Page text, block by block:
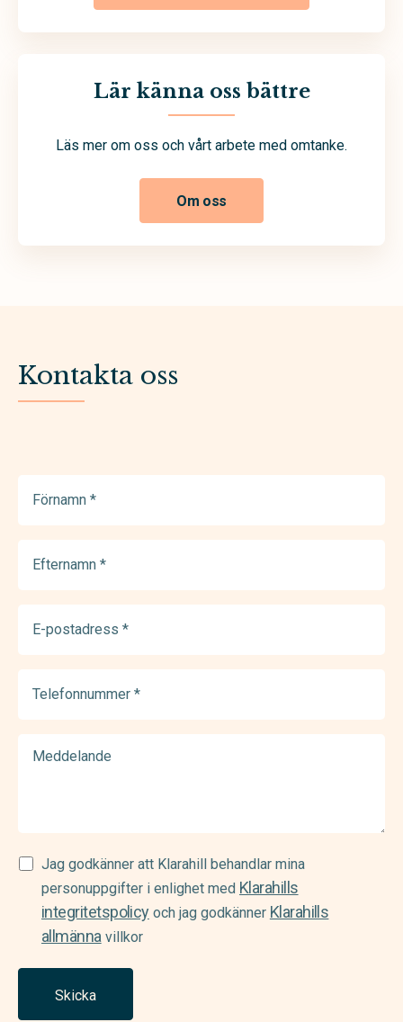
Lär känna oss bättre
Läs mer om oss och vårt arbete med omtanke.
Om oss
Kontakta oss
(Required)
(Required)
postadress
(Required)
Samtycke
(Required)
Jag godkänner att Klarahill behandlar mina
personuppgifter i enlighet med Klarahills
integritetspolicyoch jag godkänner Klarahills
allmännavillkor
Skicka